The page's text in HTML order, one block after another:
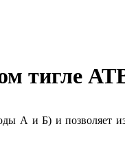
тигле
А и Б) и позволяет